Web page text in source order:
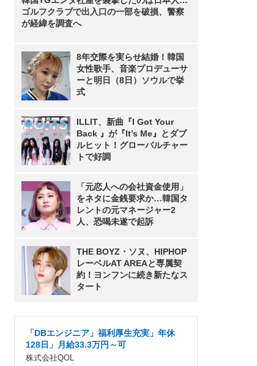
ゴルフクラブで出入口の一部を破損、警察
が経緯を調査へ
8年交際を実らせ結婚！韓国
女性歌手、音楽プロデューサ
ーと明日（8日）ソウルで挙
式
ILLIT、新曲『I Got Your
Back 』が『It’s Me』とダブ
ルヒット！グローバルチャー
トで好調
「元恋人への会社資金使用」
をネタに金銭要求か…韓国タ
レントの元マネージャー2
人、恐喝未遂で起訴
THE BOYZ・ソヌ、HIPHOP
レーベルAT AREAと専属契
約！ヨンフンに続き新たなス
タート
「DBエンジニア」福利厚生充実」年休
128日」月給33.3万円～可
株式会社QOL